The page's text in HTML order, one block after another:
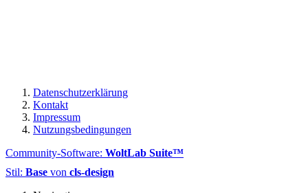
Datenschutzerklärung
Kontakt
Impressum
Nutzungsbedingungen
Community-Software: WoltLab Suite™
Stil: Base von cls-design